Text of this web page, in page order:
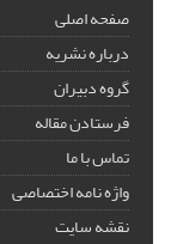
صفحه اصلی
درباره نشریه
گروه دبیران
فرستادن مقاله
تماس با ما
واژه نامه اختصاصی
نقشه سایت